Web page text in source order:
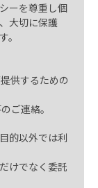
ーを尊重し個
大切に保護
。
供するための
ご連絡。
的以外では利
けでなく委託